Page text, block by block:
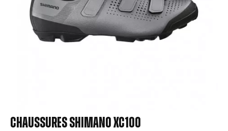
CHAUSSURES SHIMANO XC100